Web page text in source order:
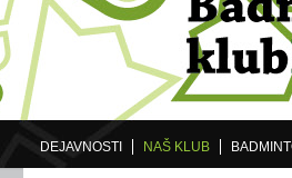
DEJAVNOSTI NAŠ KLUB